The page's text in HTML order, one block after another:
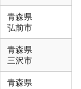
青森県
弘前市
青森県
三沢市
青森県